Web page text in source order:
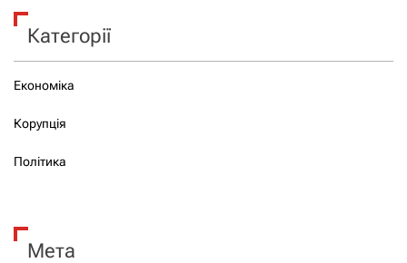
Категорії
Економіка
Корупція
Політика
Мета